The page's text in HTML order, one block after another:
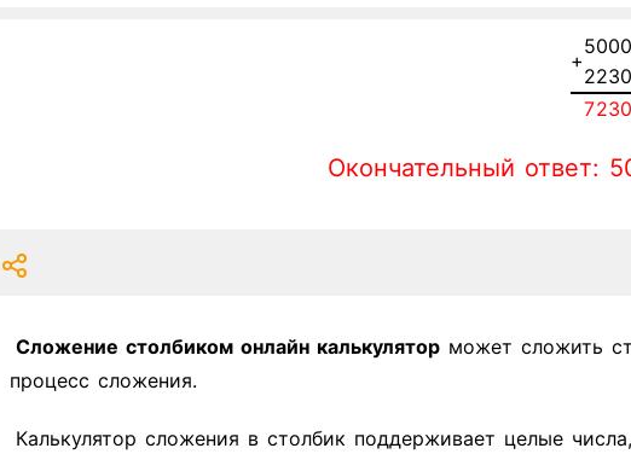
+
5000
2230
7230
Окончательный ответ:
Сложение столбиком онлайн калькулятор может сложить
процесс сложения.
Калькулятор сложения в столбик поддерживает целые